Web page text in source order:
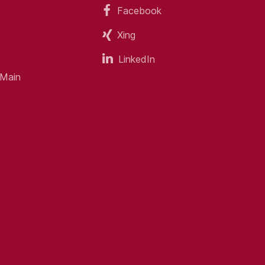
Zusatzqualifikationen
Facebook
Xing
LinkedIn